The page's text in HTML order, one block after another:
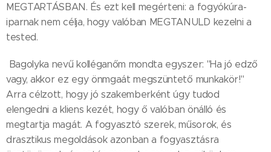
MEGTARTÁSBAN. És ezt kell megérteni: a fogyókúra-
iparnak nem célja, hogy valóban MEGTANULD kezelni a
tested.
Bagolyka nevű kolléganőm mondta egyszer: "Ha jó edző
vagy, akkor ez egy önmgaát megszüntető munkakör!"
Arra célzott, hogy jó szakemberként úgy tudod
elengedni a kliens kezét, hogy ő valóban önálló és
megtartja magát. A fogyasztó szerek, műsorok, és
drasztikus megoldások azonban a fogyasztásra